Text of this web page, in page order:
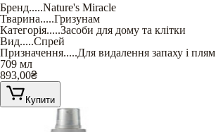
Бренд.....Nature's Miracle
Тварина.....Гризунам
Категорія.....Засоби для дому та клітки
Вид.....Спрей
Призначення.....Для видалення запаху і плям
709 мл
893,00₴
Купити